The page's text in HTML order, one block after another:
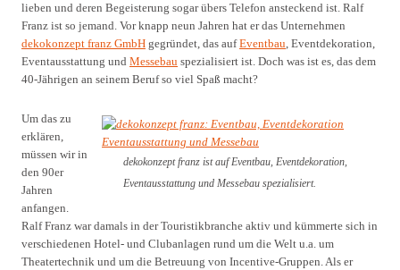
lieben und deren Begeisterung sogar übers Telefon ansteckend ist. Ralf
Franz ist so jemand. Vor knapp neun Jahren hat er das Unternehmen
dekokonzept franz GmbH gegründet, das aufEventbau, Eventdekoration,
Eventausstattung und Messebau spezialisiert ist. Doch was ist es, das dem
40-Jährigen an seinem Beruf so viel Spaß macht?
dekokonzept franz ist auf Eventbau, Eventdekoration,
Eventausstattung und Messebau spezialisiert.
Um das zu
erklären,
müssen wir in
den 90er
Jahren
anfangen.
Ralf Franz war damals in der Touristikbranche aktiv und kümmerte sich in
verschiedenen Hotel- und Clubanlagen rund um die Welt u.a. um
Theatertechnik und um die Betreuung von Incentive-Gruppen. Als er